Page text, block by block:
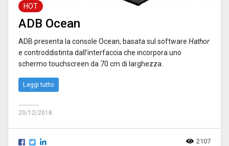
HOT
ADB Ocean
ADB presenta la console Ocean, basata sul software Hathor
e controddistinta dall’interfaccia che incorpora uno
schermo touchscreen da 70 cm di larghezza.
Leggi tutto
20/12/2018
2107